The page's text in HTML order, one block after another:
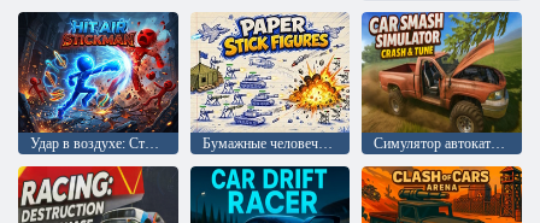
Удар в воздухе: Стикмен Бумажные человечки из палочек Симулятор автокатастрофы: крушение и тюнинг